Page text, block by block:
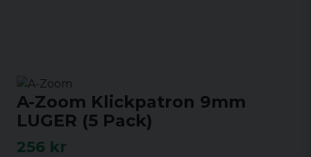
A-Zoom Klickpatron 9mm
LUGER (5 Pack)
256 kr